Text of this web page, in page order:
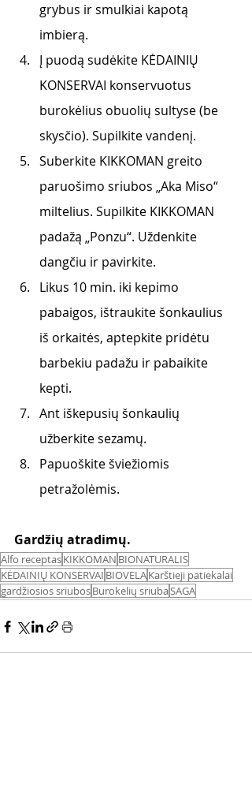
grybus ir smulkiai kapotą
imbierą.
Į puodą sudėkite KĖDAINIŲ
KONSERVAI konservuotus
burokėlius obuolių sultyse (be
skysčio). Supilkite vandenį.
Suberkite KIKKOMAN greito
paruošimo sriubos „Aka Miso“
miltelius. Supilkite KIKKOMAN
padažą „Ponzu“. Uždenkite
dangčiu ir pavirkite.
Likus 10 min. iki kepimo
pabaigos, ištraukite šonkaulius
iš orkaitės, aptepkite pridėtu
barbekiu padažu ir pabaikite
kepti.
Ant iškepusių šonkaulių
užberkite sezamų.
Papuoškite šviežiomis
petražolėmis.
Gardžių atradimų.
Alfo receptasKIKKOMAN BIONATURALIS
KĖDAINIŲ KONSERVAI BIOVELAKarštieji patiekalai
gardžiosios sriubosBurokėlių sriubaSAGA